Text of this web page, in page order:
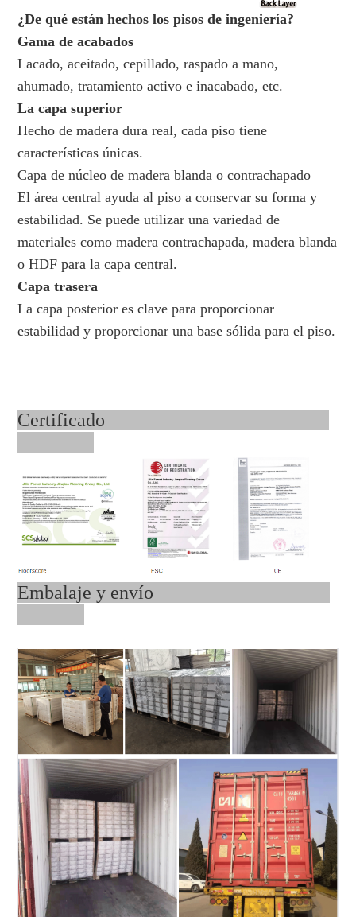
¿De qué están hechos los pisos de ingeniería?
Gama de acabados
Lacado, aceitado, cepillado, raspado a mano,
ahumado, tratamiento activo e inacabado, etc.
La capa superior
Hecho de madera dura real, cada piso tiene
características únicas.
Capa de núcleo de madera blanda o contrachapado
El área central ayuda al piso a conservar su forma y
estabilidad. Se puede utilizar una variedad de
materiales como madera contrachapada, madera blanda
o HDF para la capa central.
Capa trasera
La capa posterior es clave para proporcionar
estabilidad y proporcionar una base sólida para el piso.
Certificado
Embalaje y envío